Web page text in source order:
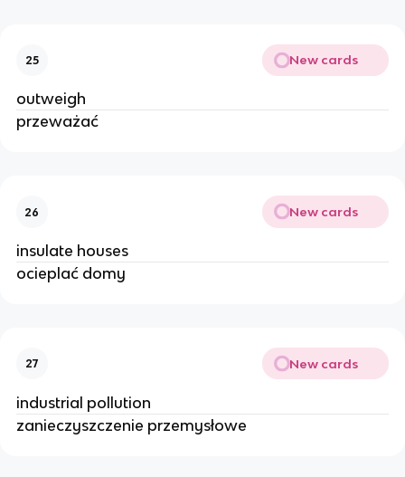
25 New cards
outweigh
przeważać
26 New cards
insulate houses
ocieplać domy
27 New cards
industrial pollution
zanieczyszczenie przemysłowe